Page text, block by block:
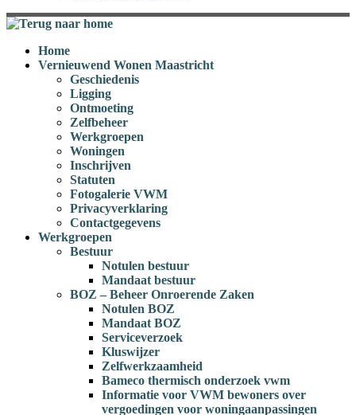
Home
Vernieuwend Wonen Maastricht
Geschiedenis
Ligging
Ontmoeting
Zelfbeheer
Werkgroepen
Woningen
Inschrijven
Statuten
Fotogalerie VWM
Privacyverklaring
Contactgegevens
Werkgroepen
Bestuur
Notulen bestuur
Mandaat bestuur
BOZ – Beheer Onroerende Zaken
Notulen BOZ
Mandaat BOZ
Serviceverzoek
Kluswijzer
Zelfwerkzaamheid
Bameco thermisch onderzoek vwm
Informatie voor VWM bewoners over
vergoedingen voor woningaanpassingen